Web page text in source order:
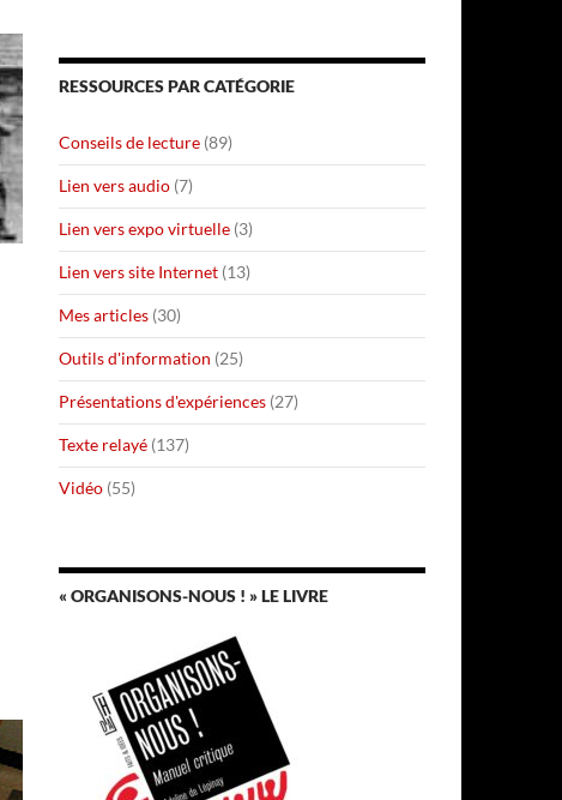
RESSOURCES PAR CATÉGORIE
Conseils de lecture (89)
Lien vers audio (7)
Lien vers expo virtuelle (3)
Lien vers site Internet (13)
Mes articles (30)
Outils d'information (25)
Présentations d'expériences (27)
Texte relayé (137)
Vidéo (55)
« ORGANISONS-NOUS ! » LE LIVRE